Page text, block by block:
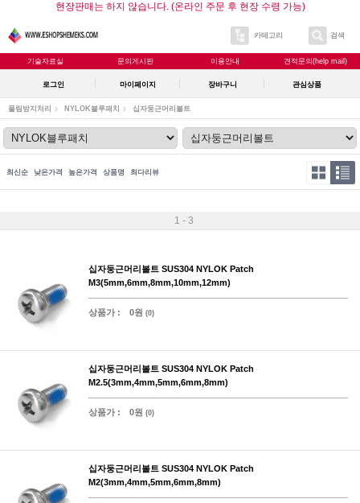
현장판매는 하지 않습니다. (온라인 주문 후 현장 수령 가능)
카테고리 검색
기술자료실 문의게시판 이용안내 견적문의(help mail)
로그인 마이페이지 장바구니 관심상품
풀림방지처리 NYLOK블루패치 십자둥근머리볼트
최신순 낮은가격 높은가격 상품명 최다리뷰
1 - 3
십자둥근머리볼트 SUS304 NYLOK Patch
M3(5mm,6mm,8mm,10mm,12mm)
상품가 : 0원 (0)
십자둥근머리볼트 SUS304 NYLOK Patch
M2.5(3mm,4mm,5mm,6mm,8mm)
상품가 : 0원 (0)
십자둥근머리볼트 SUS304 NYLOK Patch
M2(3mm,4mm,5mm,6mm,8mm)